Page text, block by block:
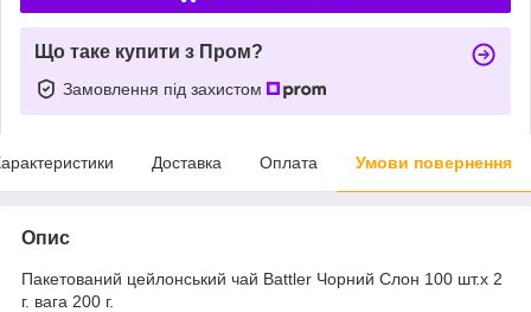
Що таке купити з Пром?
Замовлення під захистом
Доставка Оплата Умови повернення
Опис
Пакетований цейлонський чай Battler Чорний Слон 100 шт.х 2
г. вага 200 г.